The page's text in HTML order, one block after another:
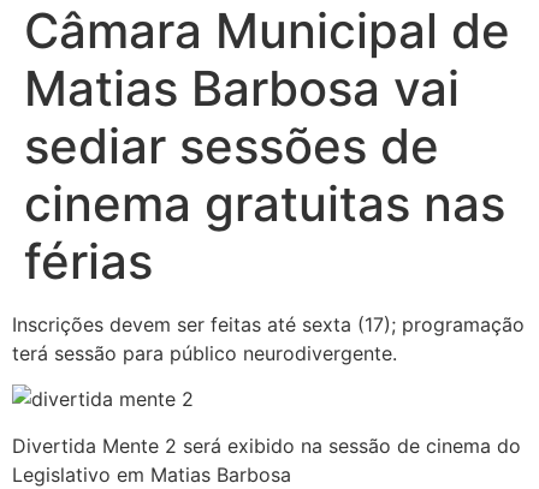
Câmara Municipal de
Matias Barbosa vai
sediar sessões de
cinema gratuitas nas
férias
Inscrições devem ser feitas até sexta (17); programação
terá sessão para público neurodivergente.
Divertida Mente 2 será exibido na sessão de cinema do
Legislativo em Matias Barbosa